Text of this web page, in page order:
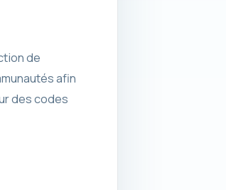
de
afin
des codes